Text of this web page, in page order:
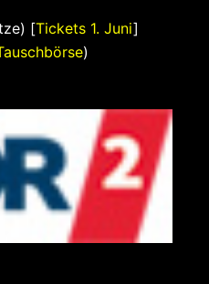
[Tickets 1. Juni]
)